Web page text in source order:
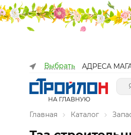
Выбрать АДРЕСА
НА ГЛАВНУЮ
Главная Каталог